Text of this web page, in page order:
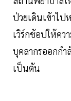
ป่วยเดินเข้าไป
เวิร์กช้อปให้ค
บุคลากรออกกำ
เป็นต้น